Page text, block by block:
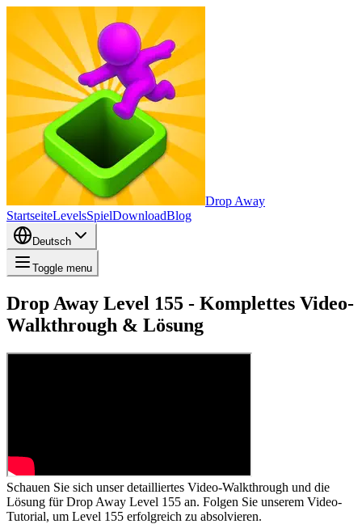
Drop Away
StartseiteLevelsSpielDownloadBlog
Deutsch
Toggle menu
Drop Away Level 155 - Komplettes Video-
Walkthrough & Lösung
Schauen Sie sich unser detailliertes Video-Walkthrough und die
Lösung für Drop Away Level 155 an. Folgen Sie unserem Video-
Tutorial, um Level 155 erfolgreich zu absolvieren.